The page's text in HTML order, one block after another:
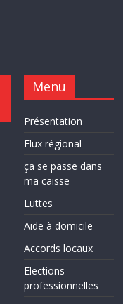
Menu
Présentation
Flux régional
ça se passe dans
ma caisse
Luttes
Aide à domicile
Accords locaux
Elections
professionnelles